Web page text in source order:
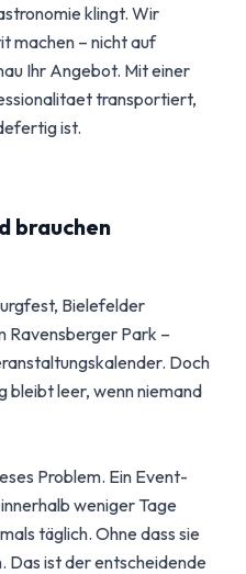
klingt. Wir
machen – nicht auf
Ihr Angebot. Mit einer
transportiert,
ist.
brauchen
Bielefelder
Ravensberger Park –
Doch
bleibt leer, wenn niemand
Problem. Ein Event-
weniger Tage
täglich. Ohne dass sie
Das ist der entscheidende